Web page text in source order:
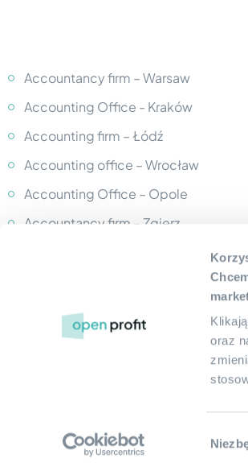
oraz
zgody
Accountancy firm – Warsaw
Accounting Office - Kraków
Accounting firm – Łódź
Accounting office – Wrocław
Accounting Office – Opole
Accountancy firm – Zgierz
Accounting Firm - Łomianki
©2026 Open Profit. All